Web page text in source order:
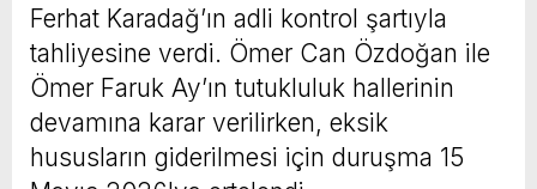
Ferhat Karadağ’ın adli kontrol şartıyla
tahliyesine verdi. Ömer Can Özdoğan ile
Ömer Faruk Ay’ın tutukluluk hallerinin
devamına karar verilirken, eksik
hususların giderilmesi için duruşma 15